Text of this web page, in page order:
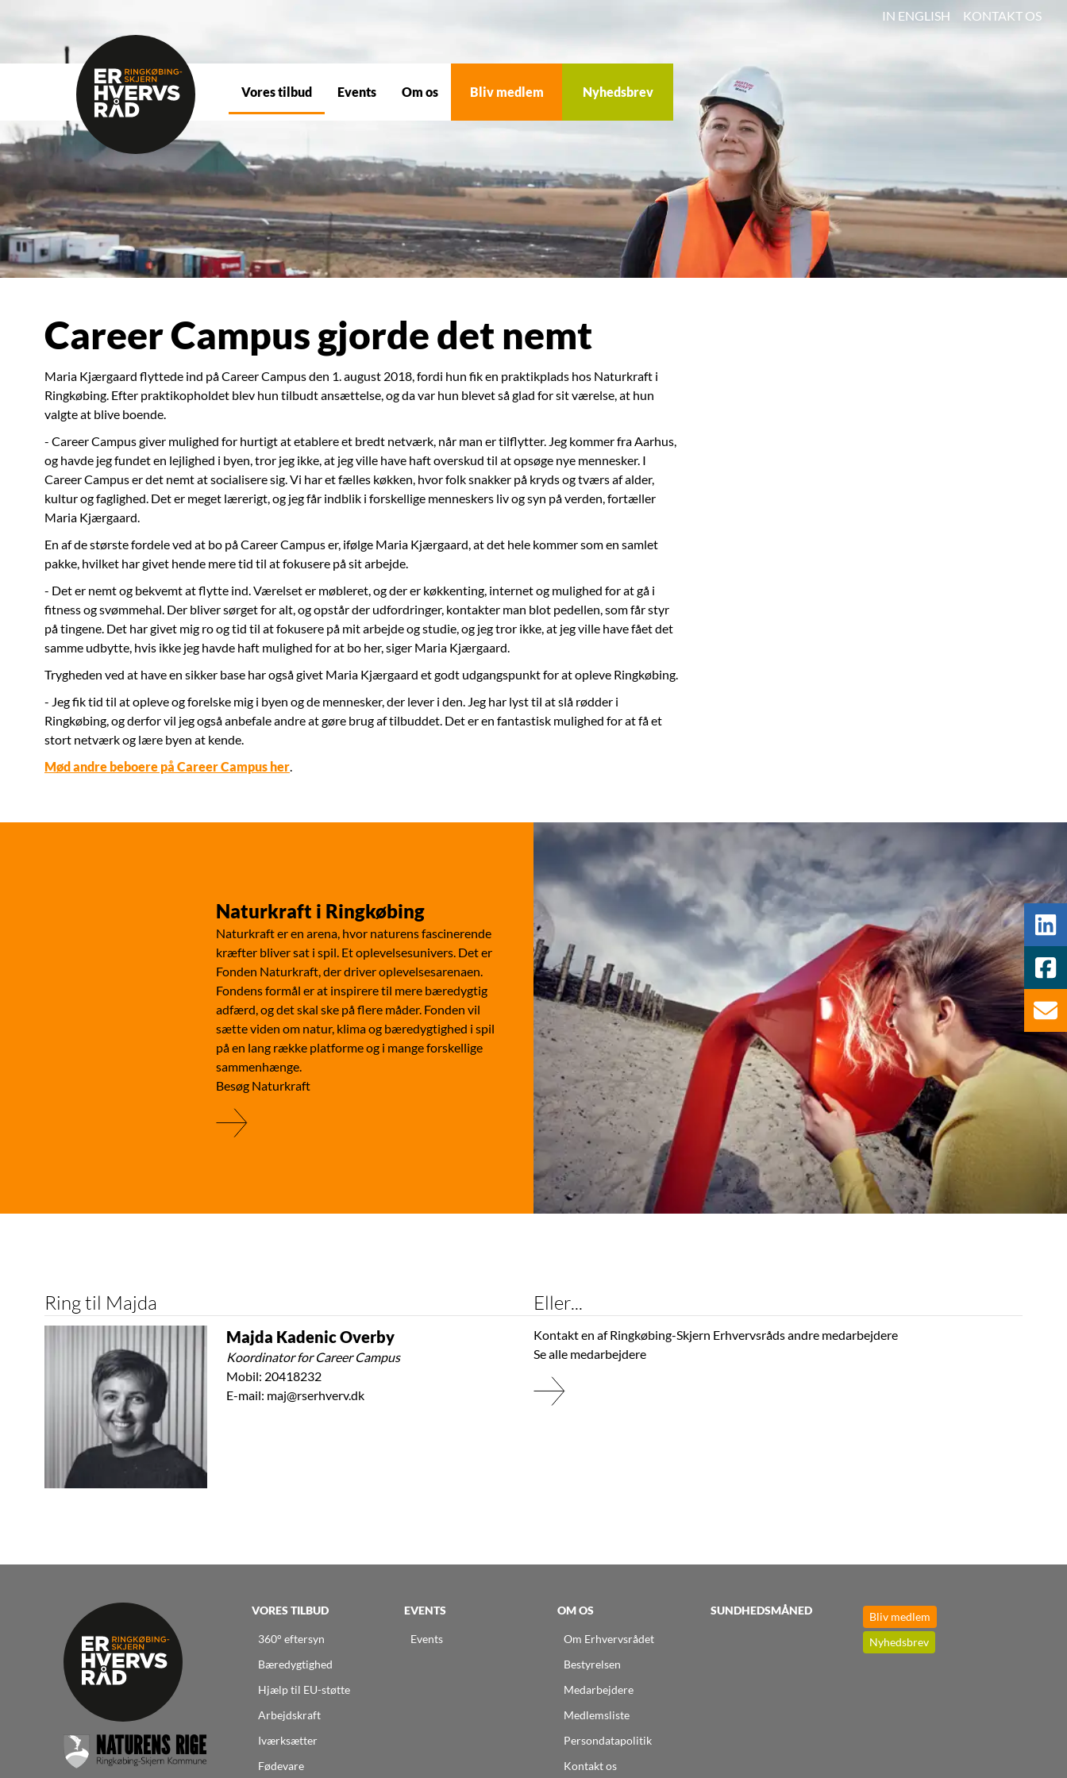
Vores tilbud Events Om os Bliv medlem Nyhedsbrev
IN ENGLISH KONTAKT OS
Career Campus gjorde det nemt
Maria Kjærgaard flyttede ind på Career Campus den 1. august 2018, fordi hun fik en praktikplads hos Naturkraft i
Ringkøbing. Efter praktikopholdet blev hun tilbudt ansættelse, og da var hun blevet så glad for sit værelse, at hun
valgte at blive boende.
- Career Campus giver mulighed for hurtigt at etablere et bredt netværk, når man er tilflytter. Jeg kommer fra Aarhus,
og havde jeg fundet en lejlighed i byen, tror jeg ikke, at jeg ville have haft overskud til at opsøge nye mennesker. I
Career Campus er det nemt at socialisere sig. Vi har et fælles køkken, hvor folk snakker på kryds og tværs af alder,
kultur og faglighed. Det er meget lærerigt, og jeg får indblik i forskellige menneskers liv og syn på verden, fortæller
Maria Kjærgaard.
En af de største fordele ved at bo på Career Campus er, ifølge Maria Kjærgaard, at det hele kommer som en samlet
pakke, hvilket har givet hende mere tid til at fokusere på sit arbejde.
- Det er nemt og bekvemt at flytte ind. Værelset er møbleret, og der er køkkenting, internet og mulighed for at gå i
fitness og svømmehal. Der bliver sørget for alt, og opstår der udfordringer, kontakter man blot pedellen, som får styr
på tingene. Det har givet mig ro og tid til at fokusere på mit arbejde og studie, og jeg tror ikke, at jeg ville have fået det
samme udbytte, hvis ikke jeg havde haft mulighed for at bo her, siger Maria Kjærgaard.
Trygheden ved at have en sikker base har også givet Maria Kjærgaard et godt udgangspunkt for at opleve Ringkøbing.
- Jeg fik tid til at opleve og forelske mig i byen og de mennesker, der lever i den. Jeg har lyst til at slå rødder i
Ringkøbing, og derfor vil jeg også anbefale andre at gøre brug af tilbuddet. Det er en fantastisk mulighed for at få et
stort netværk og lære byen at kende.
Mød andre beboere på Career Campus her.
Naturkraft i Ringkøbing
Naturkraft er en arena, hvor naturens fascinerende
kræfter bliver sat i spil. Et oplevelsesunivers. Det er
Fonden Naturkraft, der driver oplevelsesarenaen.
Fondens formål er at inspirere til mere bæredygtig
adfærd, og det skal ske på flere måder. Fonden vil
sætte viden om natur, klima og bæredygtighed i spil
på en lang række platforme og i mange forskellige
sammenhænge.
Besøg Naturkraft
Ring til Majda
Majda Kadenic Overby
Koordinator for Career Campus
Mobil: 20418232
E-mail: maj@rserhverv.dk
Eller...
Kontakt en af Ringkøbing-Skjern Erhvervsråds andre medarbejdere
Se alle medarbejdere
VORES TILBUD
360° eftersyn
Bæredygtighed
Hjælp til EU-støtte
Arbejdskraft
Iværksætter
Fødevare
EVENTS
Events
OM OS
Om Erhvervsrådet
Bestyrelsen
Medarbejdere
Medlemsliste
Persondatapolitik
Kontakt os
SUNDHEDSMÅNED
Bliv medlem
Nyhedsbrev